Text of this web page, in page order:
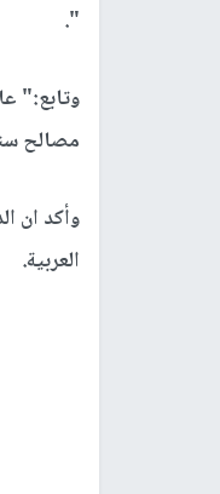
".
وتابع:"
مصالح
وأكد ان
العربية.